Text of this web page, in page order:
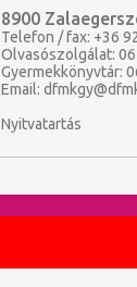
8900
Telefon / fax: +36
Olvasószolgálat: 06
Gyermekkönyvtár:
Email:
Nyitvatartás